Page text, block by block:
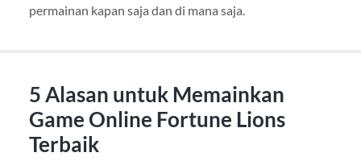
permainan kapan saja dan di mana saja.
5 Alasan untuk Memainkan
Game Online Fortune Lions
Terbaik